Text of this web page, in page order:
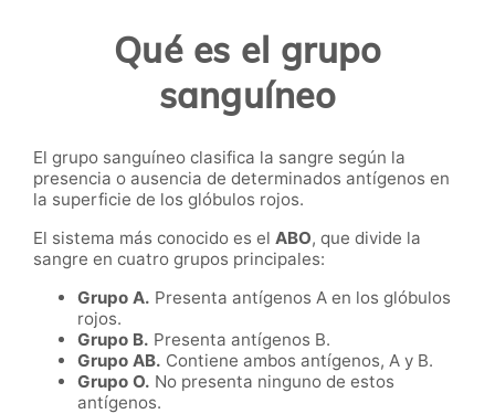
Qué es el grupo
sanguíneo
El grupo sanguíneo clasifica la sangre según la
presencia o ausencia de determinados antígenos en
la superficie de los glóbulos rojos.
El sistema más conocido es el ABO, que divide la
sangre en cuatro grupos principales:
Grupo A. Presenta antígenos A en los glóbulos
rojos.
Grupo B. Presenta antígenos B.
Grupo AB. Contiene ambos antígenos, A y B.
Grupo O. No presenta ninguno de estos
antígenos.